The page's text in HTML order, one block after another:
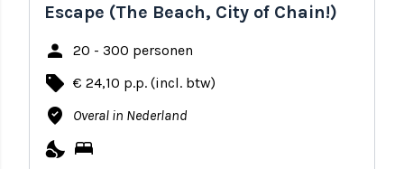
Escape (The Beach, City of Chain!)
person 20 - 300 personen
local_offer € 24,10 p.p. (incl. btw)
where_to_vote Overal in Nederland
nights_stay bed